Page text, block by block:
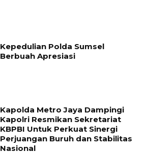
Kepedulian Polda Sumsel
Berbuah Apresiasi
Kapolda Metro Jaya Dampingi
Kapolri Resmikan Sekretariat
KBPBI Untuk Perkuat Sinergi
Perjuangan Buruh dan Stabilitas
Nasional